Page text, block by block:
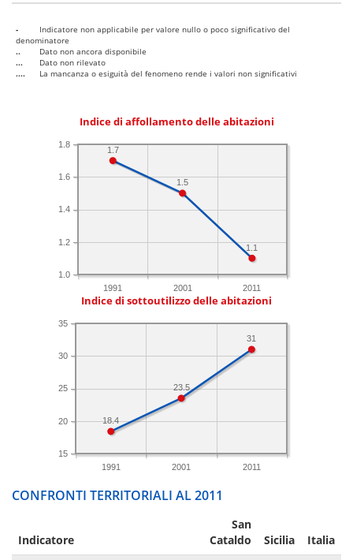
-
Indicatore non applicabile per valore nullo o poco significativo del
denominatore
..
Dato non ancora disponibile
...
Dato non rilevato
....
La mancanza o esiguità del fenomeno rende i valori non significativi
Indice di affollamento delle abitazioni
1991 2001 2011
1.0
1.2
1.4
1.6
1.8
1.1
1.5
1.7
Indice di sottoutilizzo delle abitazioni
1991 2001 2011
15
20
25
30
35
31
23.5
18.4
CONFRONTI TERRITORIALI AL 2011
Indicatore
San
Cataldo
Sicilia Italia